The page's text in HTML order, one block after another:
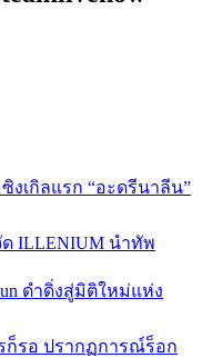
เกิลแรก “อะดรีนาลีน”
ด ILLENIUM นำทัพ
ดำดิ่งสู่มิติใหม่แห่ง
ก็รอ ปรากฏการณ์ร็อก